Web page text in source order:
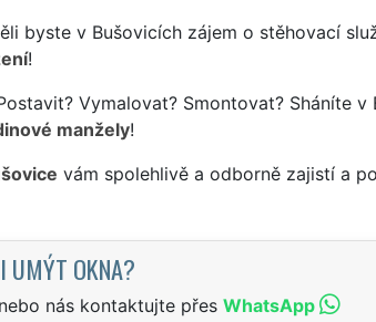
byste v Bušovicích zájem o stěhovací
!
Vymalovat? Smontovat? Sháníte
manžely!
vám spolehlivě a odborně zajistí a
UMÝT OKNA?
nás kontaktujte přes WhatsApp